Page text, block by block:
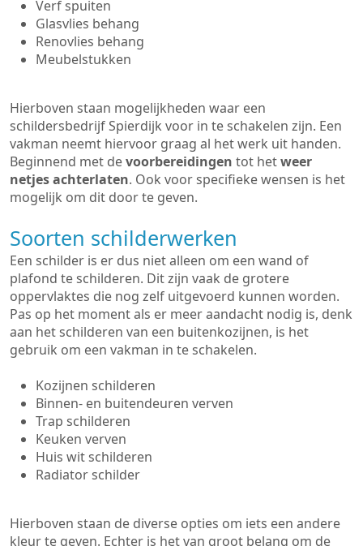
Verf spuiten
Glasvlies behang
Renovlies behang
Meubelstukken
Hierboven staan mogelijkheden waar een
schildersbedrijf Spierdijk voor in te schakelen zijn. Een
vakman neemt hiervoor graag al het werk uit handen.
Beginnend met devoorbereidingen tot hetweer
netjes achterlaten. Ook voor specifieke wensen is het
mogelijk om dit door te geven.
Soorten schilderwerken
Een schilder is er dus niet alleen om een wand of
plafond te schilderen. Dit zijn vaak de grotere
oppervlaktes die nog zelf uitgevoerd kunnen worden.
Pas op het moment als er meer aandacht nodig is, denk
aan het schilderen van een buitenkozijnen, is het
gebruik om een vakman in te schakelen.
Kozijnen schilderen
Binnen- en buitendeuren verven
Trap schilderen
Keuken verven
Huis wit schilderen
Radiator schilder
Hierboven staan de diverse opties om iets een andere
kleur te geven. Echter is het van groot belang om de